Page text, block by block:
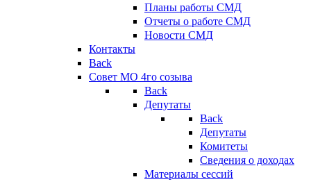
Планы работы СМД
Отчеты о работе СМД
Новости СМД
Контакты
Back
Совет МО 4го созыва
Back
Депутаты
Back
Депутаты
Комитеты
Сведения о доходах
Материалы сессий